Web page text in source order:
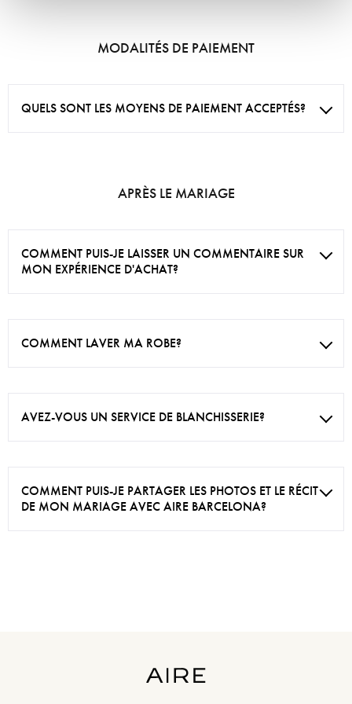
MODALITÉS DE PAIEMENT
QUELS SONT LES MOYENS DE PAIEMENT ACCEPTÉS?
APRÈS LE MARIAGE
COMMENT PUIS-JE LAISSER UN COMMENTAIRE SUR
MON EXPÉRIENCE D'ACHAT?
COMMENT LAVER MA ROBE?
AVEZ-VOUS UN SERVICE DE BLANCHISSERIE?
COMMENT PUIS-JE PARTAGER LES PHOTOS ET LE RÉCIT
DE MON MARIAGE AVEC AIRE BARCELONA?